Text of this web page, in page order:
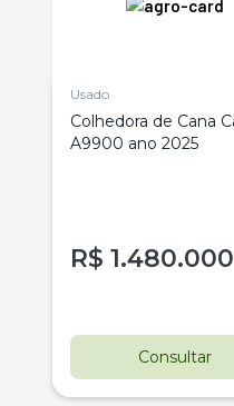
Usado
Colhedora de Cana
A9900 ano 2025
R$ 1.480.000
Consultar